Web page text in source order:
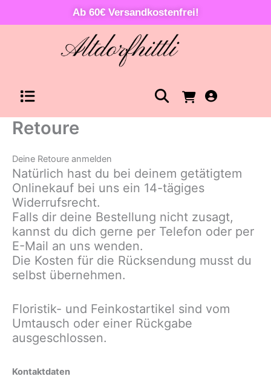
Ab 60€ Versandkostenfrei!
Warenkorb
Retoure
Deine Retoure anmelden
Natürlich hast du bei deinem getätigtem
Onlinekauf bei uns ein 14-tägiges
Widerrufsrecht.
Falls dir deine Bestellung nicht zusagt,
kannst du dich gerne per Telefon oder per
E-Mail an uns wenden.
Die Kosten für die Rücksendung musst du
selbst übernehmen.
Floristik- und Feinkostartikel sind vom
Umtausch oder einer Rückgabe
ausgeschlossen.
Kontaktdaten